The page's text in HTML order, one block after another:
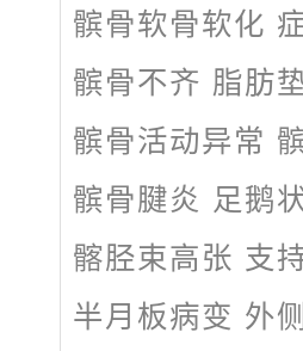
髌骨软骨软化
髌骨不齐 脂肪
髌骨活动异常
髌骨腱炎 足鹅
髂胫束高张 支
半月板病变 外